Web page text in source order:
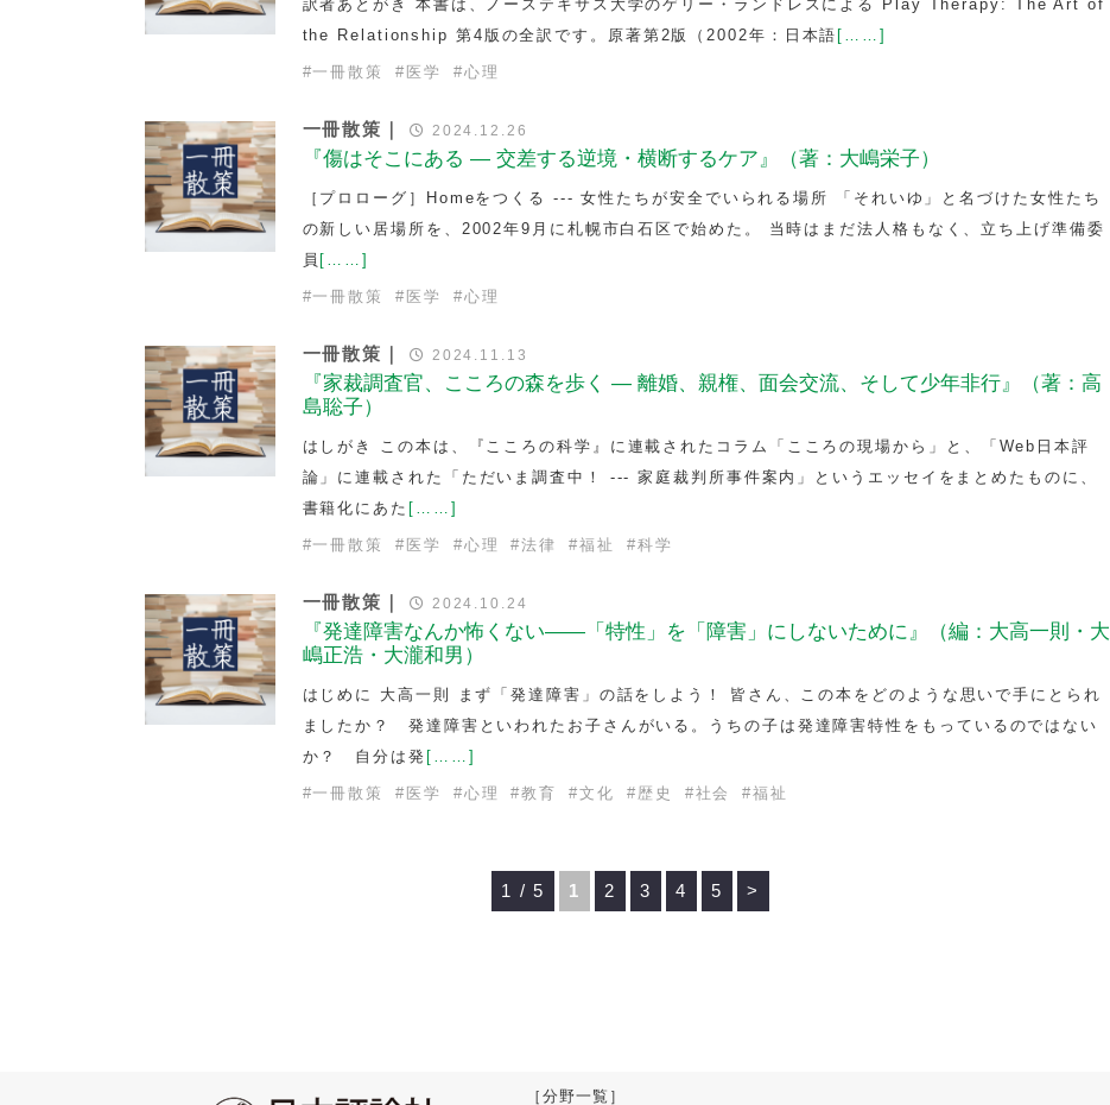
訳者あとがき 本書は、ノーステキサス大学のゲリー・ランドレスによる Play Therapy: The Art of
the Relationship 第4版の全訳です。原著第2版（2002年：日本語 [……]
#一冊散策 # 医学 #心理
一冊散策｜ 2024.12.26
『傷はそこにある — 交差する逆境・横断するケア』（著：大嶋栄子）
［プロローグ］Homeをつくる --- 女性たちが安全でいられる場所 「それいゆ」と名づけた女性たち
の新しい居場所を、2002年9月に札幌市白石区で始めた。 当時はまだ法人格もなく、立ち上げ準備委
員 [……]
#一冊散策 # 医学 #心理
一冊散策｜ 2024.11.13
『家裁調査官、こころの森を歩く — 離婚、親権、面会交流、そして少年非行』（著：高
島聡子）
はしがき この本は、『こころの科学』に連載されたコラム「こころの現場から」と、「Web日本評
論」に連載された「ただいま調査中！ --- 家庭裁判所事件案内」というエッセイをまとめたものに、
書籍化にあた [……]
#一冊散策 # 医学 #心理 #法律 #福祉 #科学
一冊散策｜ 2024.10.24
『発達障害なんか怖くない――「特性」を「障害」にしないために』（編：大高一則・大
嶋正浩・大瀧和男）
はじめに 大高一則 まず「発達障害」の話をしよう！ 皆さん、この本をどのような思いで手にとられ
ましたか？ 発達障害といわれたお子さんがいる。うちの子は発達障害特性をもっているのではない
か？ 自分は発 [……]
#一冊散策 # 医学 #心理 #教育 #文化 # 歴史 #社会 #福祉
1 / 5 1 2 3 4 5 >
［分野一覧］